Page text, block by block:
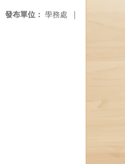
發布單位： 學務處 |